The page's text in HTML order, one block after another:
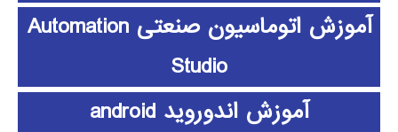
آموزش اتوماسیون صنعتی Automation
Studio
آموزش اندوروید android